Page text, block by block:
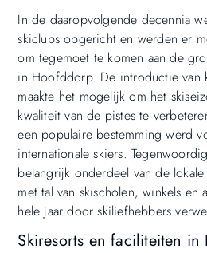
In de daaropvolgende decennia
skiclubs opgericht en werden er
om tegemoet te komen aan de
in Hoofddorp. De introductie van
maakte het mogelijk om het
kwaliteit van de pistes te
een populaire bestemming werd
internationale skiers.
belangrijk onderdeel van de
met tal van skischolen, winkels en
hele jaar door skiliefhebbers
Skiresorts en faciliteiten